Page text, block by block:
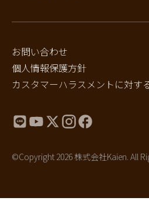
お問い合わせ
個人情報保護方針
カスタマーハラスメントに対す
©Copyright 2026 株式会社Kaien. All